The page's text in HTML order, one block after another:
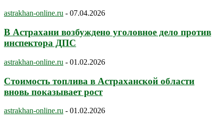
astrakhan-online.ru - 07.04.2026
В Астрахани возбуждено уголовное дело против
инспектора ДПС
astrakhan-online.ru - 01.02.2026
Стоимость топлива в Астраханской области
вновь показывает рост
astrakhan-online.ru - 01.02.2026